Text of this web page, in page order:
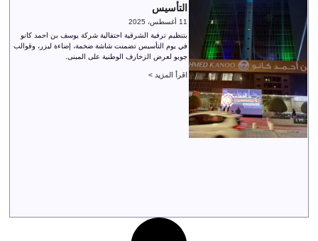
التأسيس
11 أغسطس، 2025
بتنظيم ترفية الشرقية احتفالية شركة يوسف بن احمد كانو
في يوم التأسيس تضمنت شاشة ضخمة، إضاءة ليزر، وقوالب
جوبو لعرض الزخارف الوطنية على المبنى.
اقرأ المزيد >